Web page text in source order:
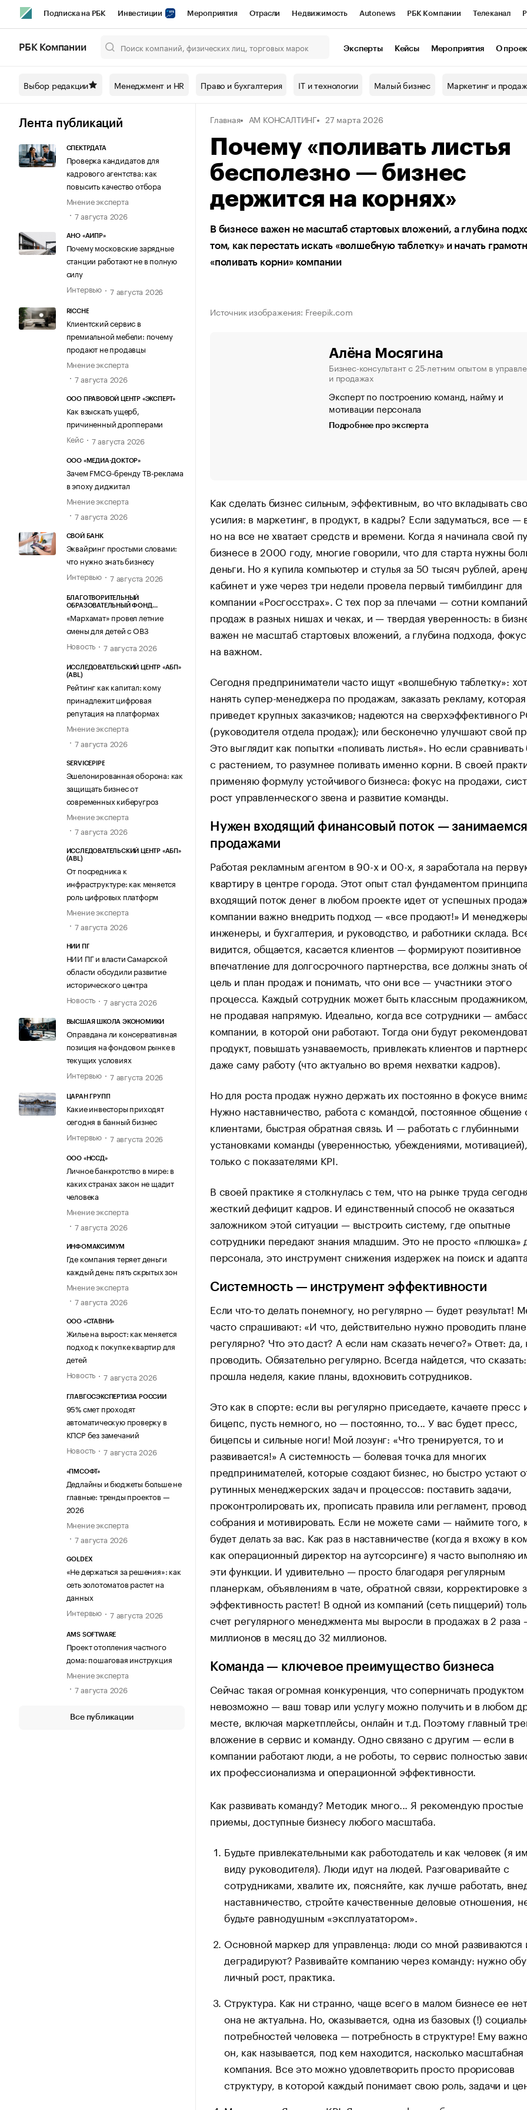
Подписка на РБК Инвестиции Мероприятия Отрасли Недвижимость Autonews РБК Компании Телеканал
Спецпроекты СПб Конференции СПб Спецпроекты Проверка контрагентов
Технологии и медиа Рынок наличной валюты
РБК Компании Эксперты Кейсы Мероприятия О
Выбор редакции Менеджмент и HR Право и бухгалтерия IT и технологии Малый бизнес Маркетинг и
Лента публикаций
СПЕКТРДАТА
Проверка кандидатов для
кадрового агентства: как
повысить качество отбора
Мнение эксперта
7 августа 2026
АНО «АИПР»
Почему московские зарядные
станции работают не в полную
силу
Интервью
7 августа 2026
RICCHE
Клиентский сервис в
премиальной мебели: почему
продают не продавцы
Мнение эксперта
7 августа 2026
ООО ПРАВОВОЙ ЦЕНТР «ЭКСПЕРТ»
Как взыскать ущерб,
причиненный дропперами
Кейс
7 августа 2026
ООО «МЕДИА-ДОКТОР»
Зачем FMCG-бренду ТВ-реклама
в эпоху диджитал
Мнение эксперта
7 августа 2026
СВОЙ БАНК
Эквайринг простыми словами:
что нужно знать бизнесу
Интервью
7 августа 2026
БЛАГОТВОРИТЕЛЬНЫЙ
ОБРАЗОВАТЕЛЬНЫЙ ФОНД
«Мархамат» провел летние
смены для детей с ОВЗ
Новость
7 августа 2026
ИССЛЕДОВАТЕЛЬСКИЙ ЦЕНТР «АБП»
(ABL)
Рейтинг как капитал: кому
принадлежит цифровая
репутация на платформах
Мнение эксперта
7 августа 2026
SERVICEPIPE
Эшелонированная оборона: как
защищать бизнес от
современных киберугроз
Мнение эксперта
7 августа 2026
ИССЛЕДОВАТЕЛЬСКИЙ ЦЕНТР «АБП»
(ABL)
От посредника к
инфраструктуре: как меняется
роль цифровых платформ
Мнение эксперта
7 августа 2026
НИИ ПГ
НИИ ПГ и власти Самарской
области обсудили развитие
исторического центра
Новость
7 августа 2026
ВЫСШАЯ ШКОЛА ЭКОНОМИКИ
Оправдана ли консервативная
позиция на фондовом рынке в
текущих условиях
Интервью
7 августа 2026
ЦАРАН ГРУПП
Какие инвесторы приходят
сегодня в банный бизнес
Интервью
7 августа 2026
ООО «НССД»
Личное банкротство в мире: в
каких странах закон не щадит
человека
Мнение эксперта
7 августа 2026
ИНФОМАКСИМУМ
Где компания теряет деньги
каждый день: пять скрытых зон
Мнение эксперта
7 августа 2026
ООО «СТАВНИ»
Жилье на вырост: как меняется
подход к покупке квартир для
детей
Новость
7 августа 2026
ГЛАВГОСЭКСПЕРТИЗА РОССИИ
95% смет проходят
автоматическую проверку в
КПСР без замечаний
Новость
7 августа 2026
«ПМСОФТ»
Дедлайны и бюджеты больше не
главные: тренды проектов —
2026
Мнение эксперта
7 августа 2026
GOLDEX
«Не держаться за решения»: как
сеть золотоматов растет на
данных
Интервью
7 августа 2026
AMS SOFTWARE
Проект отопления частного
дома: пошаговая инструкция
Мнение эксперта
7 августа 2026
Все публикации
Главная АМ КОНСАЛТИНГ 27 марта 2026
Почему «поливать листья
бесполезно — бизнес
держится на корнях»
В бизнесе важен не масштаб стартовых вложений, а глубина
том, как перестать искать «волшебную таблетку» и начать
«поливать корни» компании
Источник изображения: Freepik.com
Алёна Мосягина
Бизнес-консультант с 25-летним опытом в
и продажах
Эксперт по построению команд, найму и
мотивации персонала
Подробнее про эксперта
Как сделать бизнес сильным, эффективным, во что вкладывать
усилия: в маркетинг, в продукт, в кадры? Если задуматься, все —
но на все не хватает средств и времени. Когда я начинала свой
бизнесе в 2000 году, многие говорили, что для старта нужны
деньги. Но я купила компьютер и стулья за 50 тысяч рублей,
кабинет и уже через три недели провела первый тимбилдинг для
компании «Росгосстрах». С тех пор за плечами — сотни
продаж в разных нишах и чеках, и — твердая уверенность: в
важен не масштаб стартовых вложений, а глубина подхода,
на важном.
Сегодня предприниматели часто ищут «волшебную таблетку»:
нанять супер-менеджера по продажам, заказать рекламу,
приведет крупных заказчиков; надеются на сверхэффективного
(руководителя отдела продаж); или бесконечно улучшают свой
Это выглядит как попытки «поливать листья». Но если сравнивать
с растением, то разумнее поливать именно корни. В своей
применяю формулу устойчивого бизнеса: фокус на продажи,
рост управленческого звена и развитие команды.
Нужен входящий финансовый поток — занимаемся
продажами
Работая рекламным агентом в 90-х и 00-х, я заработала на
квартиру в центре города. Этот опыт стал фундаментом
входящий поток денег в любом проекте идет от успешных
компании важно внедрить подход — «все продают!» И
инженеры, и бухгалтерия, и руководство, и работники склада.
видится, общается, касается клиентов — формируют позитивное
впечатление для долгосрочного партнерства, все должны знать
цель и план продаж и понимать, что они все — участники этого
процесса. Каждый сотрудник может быть классным
не продавая напрямую. Идеально, когда все сотрудники —
компании, в которой они работают. Тогда они будут
продукт, повышать узнаваемость, привлекать клиентов и
даже саму работу (что актуально во время нехватки кадров).
Но для роста продаж нужно держать их постоянно в фокусе
Нужно наставничество, работа с командой, постоянное общение
клиентами, быстрая обратная связь. И — работать с глубинными
установками команды (уверенностью, убеждениями,
только с показателями KPI.
В своей практике я столкнулась с тем, что на рынке труда
жесткий дефицит кадров. И единственный способ не оказаться
заложником этой ситуации — выстроить систему, где опытные
сотрудники передают знания младшим. Это не просто «плюшка»
персонала, это инструмент снижения издержек на поиск и
Системность — инструмент эффективности
Если что-то делать понемногу, но регулярно — будет результат!
часто спрашивают: «И что, действительно нужно проводить
регулярно? Что это даст? А если нам сказать нечего?» Ответ:
проводить. Обязательно регулярно. Всегда найдется, что
прошла неделя, какие планы, вдохновить сотрудников.
Это как в спорте: если вы регулярно приседаете, качаете пресс
бицепс, пусть немного, но — постоянно, то... У вас будет пресс,
бицепсы и сильные ноги! Мой лозунг: «Что тренируется, то и
развивается!» А системность — болевая точка для многих
предпринимателей, которые создают бизнес, но быстро устают
рутинных менеджерских задач и процессов: поставить задачи,
проконтролировать их, прописать правила или регламент,
собрания и мотивировать. Если не можете сами — наймите того,
будет делать за вас. Как раз в наставничестве (когда я вхожу в
как операционный директор на аутсорсинге) я часто выполняю
эти функции. И удивительно — просто благодаря регулярным
планеркам, объявлениям в чате, обратной связи, корректировке
эффективность растет! В одной из компаний (сеть пиццерий)
счет регулярного менеджмента мы выросли в продажах в 2 раза
миллионов в месяц до 32 миллионов.
Команда — ключевое преимущество бизнеса
Сейчас такая огромная конкуренция, что соперничать продуктом
невозможно — ваш товар или услугу можно получить и в любом
месте, включая маркетплейсы, онлайн и т.д. Поэтому главный
вложение в сервис и команду. Одно связано с другим — если в
компании работают люди, а не роботы, то сервис полностью
их профессионализма и операционной эффективности.
Как развивать команду? Методик много... Я рекомендую простые
приемы, доступные бизнесу любого масштаба.
Будьте привлекательными как работодатель и как человек (я
виду руководителя). Люди идут на людей. Разговаривайте с
сотрудниками, хвалите их, поясняйте, как лучше работать,
наставничество, стройте качественные деловые отношения,
будьте равнодушным «эксплуататором».
Основной маркер для управленца: люди со мной развиваются
деградируют? Развивайте компанию через команду: нужно
личный рост, практика.
Структура. Как ни странно, чаще всего в малом бизнесе ее
она не актуальна. Но, оказывается, одна из базовых (!)
потребностей человека — потребность в структуре! Ему
он, как называется, под кем находится, насколько масштабная
компания. Все это можно удовлетворить просто прорисовав
структуру, в которой каждый понимает свою роль, задачи и